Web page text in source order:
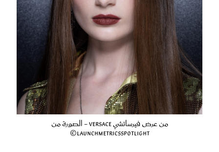
من عرض فيرساتشي Versace - الصورة من
LaunchmetricsSpotlight©